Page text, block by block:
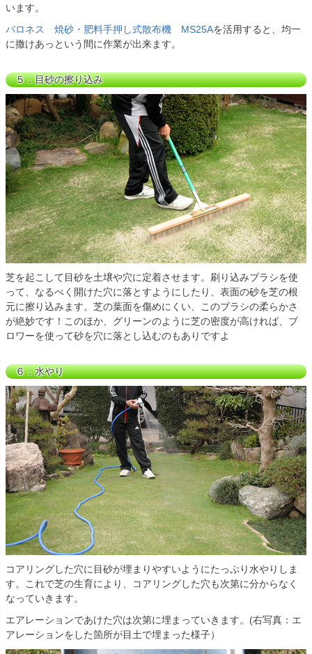
います。
バロネス 焼砂・肥料手押し式散布機 MS25Aを活用すると、均一
に撒けあっという間に作業が出来ます。
５．目砂の擦り込み
芝を起こして目砂を土壌や穴に定着させます。刷り込みブラシを使
って、なるべく開けた穴に落とすようにしたり、表面の砂を芝の根
元に擦り込みます。芝の葉面を傷めにくい、このブラシの柔らかさ
が絶妙です！このほか、グリーンのように芝の密度が高ければ、ブ
ロワーを使って砂を穴に落とし込むのもありですよ
６．水やり
コアリングした穴に目砂が埋まりやすいようにたっぷり水やりしま
す。これで芝の生育により、コアリングした穴も次第に分からなく
なっていきます。
エアレーションであけた穴は次第に埋まっていきます。(右写真：エ
アレーションをした箇所が目土で埋まった様子）